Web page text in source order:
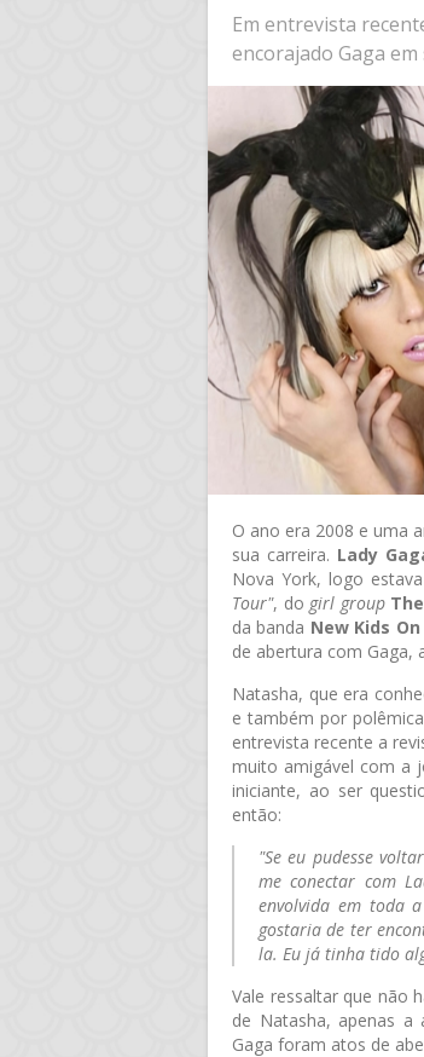
Em entrevista
encorajado Gaga
O ano era 2008 e uma
sua carreira. Lady
Nova York, logo
Tour", do girl group
da banda New Kids
de abertura com Gaga,
Natasha, que era
e também por
entrevista recente a
muito amigável com a
iniciante, ao ser
então:
"Se eu pudesse
me conectar com
envolvida em toda
gostaria de ter
la. Eu já tinha tido
Vale ressaltar que não
de Natasha, apenas a
Gaga foram atos de